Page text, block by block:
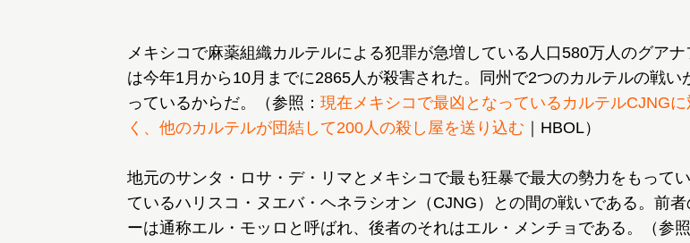
メキシコで麻薬組織カルテルによる犯罪が急増している人口580万人のグアナ
は今年1月から10月までに2865人が殺害された。同州で2つのカルテルの戦い
っているからだ。（参照： 現在メキシコで最凶となっているカルテルCJNG
く、他のカルテルが団結して200人の殺し屋を送り込む ｜HBOL）
地元のサンタ・ロサ・デ・リマとメキシコで最も狂暴で最大の勢力をもって
ているハリスコ・ヌエバ・ヘネラシオン（CJNG）との間の戦いである。前
ーは通称エル・モッロと呼ばれ、後者のそれはエル・メンチョである。（参照